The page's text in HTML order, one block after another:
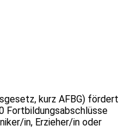
kurz AFBG) fördert
Fortbildungsabschlüsse
in, Erzieher/in oder